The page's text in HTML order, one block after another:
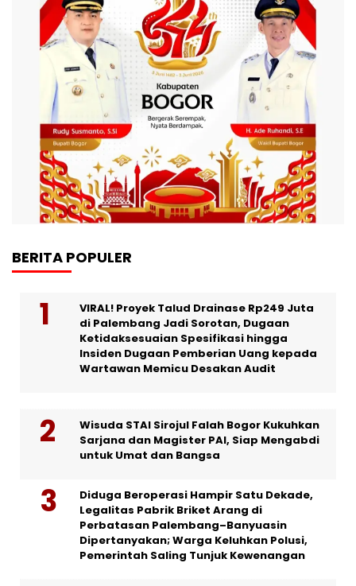
BERITA POPULER
VIRAL! Proyek Talud Drainase Rp249 Juta
di Palembang Jadi Sorotan, Dugaan
Ketidaksesuaian Spesifikasi hingga
Insiden Dugaan Pemberian Uang kepada
Wartawan Memicu Desakan Audit
Wisuda STAI Sirojul Falah Bogor Kukuhkan
Sarjana dan Magister PAI, Siap Mengabdi
untuk Umat dan Bangsa
Diduga Beroperasi Hampir Satu Dekade,
Legalitas Pabrik Briket Arang di
Perbatasan Palembang–Banyuasin
Dipertanyakan; Warga Keluhkan Polusi,
Pemerintah Saling Tunjuk Kewenangan